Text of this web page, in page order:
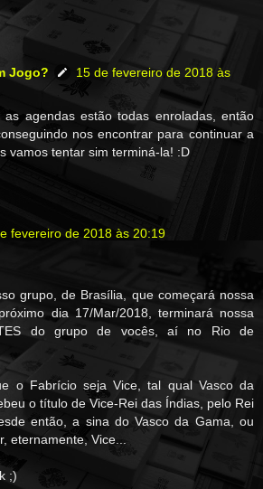
Jogo?
15 de fevereiro de 2018 às
as agendas estão todas enroladas, então
nos encontrar para continuar a
vamos tentar sim terminá-la! :D
fevereiro de 2018 às 20:19
grupo, de Brasília, que começará nossa
dia 17/Mar/2018, terminará nossa
do grupo de vocês, aí no Rio de
o Fabrício seja Vice, tal qual Vasco da
o título de Vice-Rei das Índias, pelo Rei
então, a sina do Vasco da Gama, ou
eternamente, Vice...
;)